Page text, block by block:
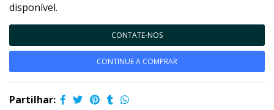
disponível.
CONTATE-NOS
CONTINUE A COMPRAR
Partilhar: